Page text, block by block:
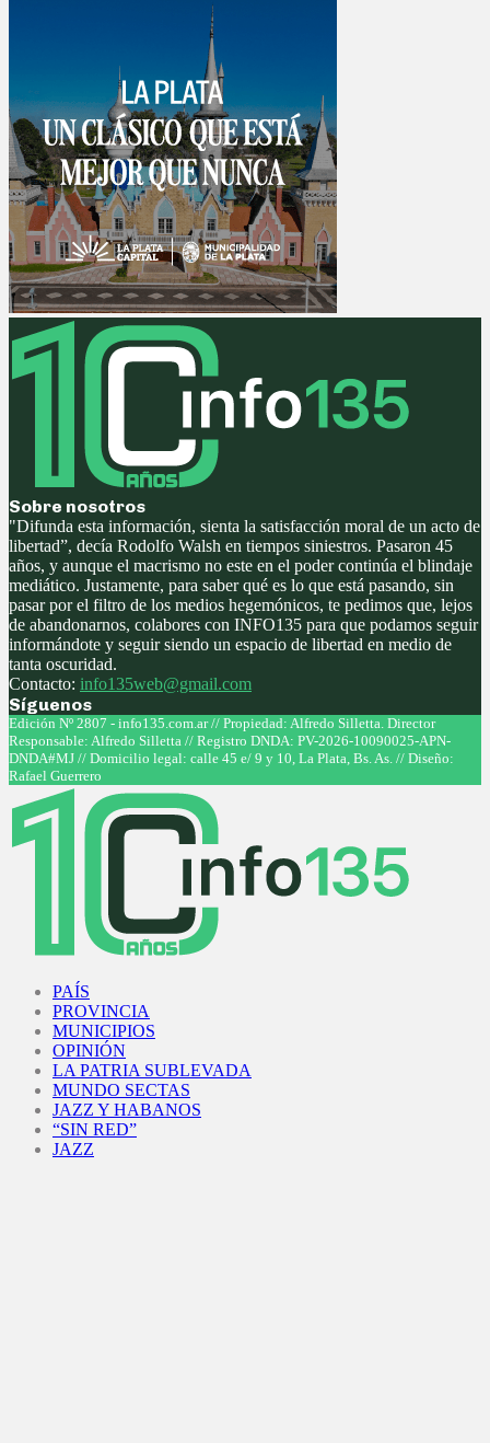
Sobre nosotros
"Difunda esta información, sienta la satisfacción moral de un acto de
libertad”, decía Rodolfo Walsh en tiempos siniestros. Pasaron 45
años, y aunque el macrismo no este en el poder continúa el blindaje
mediático. Justamente, para saber qué es lo que está pasando, sin
pasar por el filtro de los medios hegemónicos, te pedimos que, lejos
de abandonarnos, colabores con INFO135 para que podamos seguir
informándote y seguir siendo un espacio de libertad en medio de
tanta oscuridad.
Contacto: info135web@gmail.com
Síguenos
Facebook
Twitter
Instagram
Youtube
Edición Nº 2807 - info135.com.ar // Propiedad: Alfredo Silletta. Director
Responsable: Alfredo Silletta // Registro DNDA: PV-2026-10090025-APN-
DNDA#MJ // Domicilio legal: calle 45 e/ 9 y 10, La Plata, Bs. As. // Diseño:
Rafael Guerrero
PAÍS
PROVINCIA
MUNICIPIOS
OPINIÓN
LA PATRIA SUBLEVADA
MUNDO SECTAS
JAZZ Y HABANOS
“SIN RED”
JAZZ